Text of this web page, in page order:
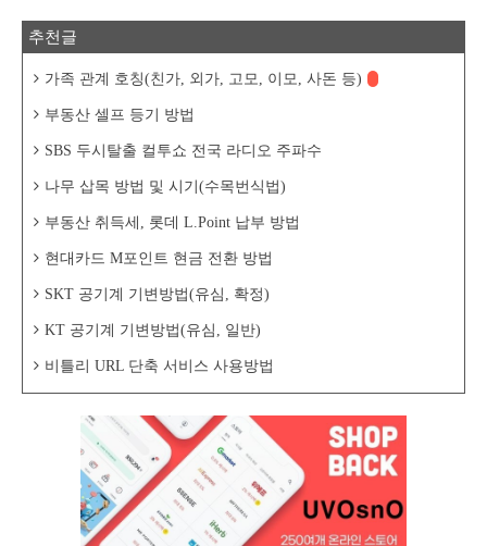
추천글
가족 관계 호칭(친가, 외가, 고모, 이모, 사돈 등)
부동산 셀프 등기 방법
SBS 두시탈출 컬투쇼 전국 라디오 주파수
나무 삽목 방법 및 시기(수목번식법)
부동산 취득세, 롯데 L.Point 납부 방법
현대카드 M포인트 현금 전환 방법
SKT 공기계 기변방법(유심, 확정)
KT 공기계 기변방법(유심, 일반)
비틀리 URL 단축 서비스 사용방법